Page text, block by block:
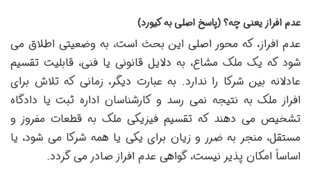
عدم افراز یعنی چه؟ (پاسخ اصلی به کیورد)
عدم افراز، که محور اصلی این بحث است، به وضعیتی اطلاق می
شود که یک ملک مشاع، به دلایل قانونی یا فنی، قابلیت تقسیم
عادلانه بین شرکا را ندارد. به عبارت دیگر، زمانی که تلاش برای
افراز ملک به نتیجه نمی رسد و کارشناسان اداره ثبت یا دادگاه
تشخیص می دهند که تقسیم فیزیکی ملک به قطعات مفروز و
مستقل، منجر به ضرر و زیان برای یکی یا همه شرکا می شود، یا
اساساً امکان پذیر نیست، گواهی عدم افراز صادر می گردد.